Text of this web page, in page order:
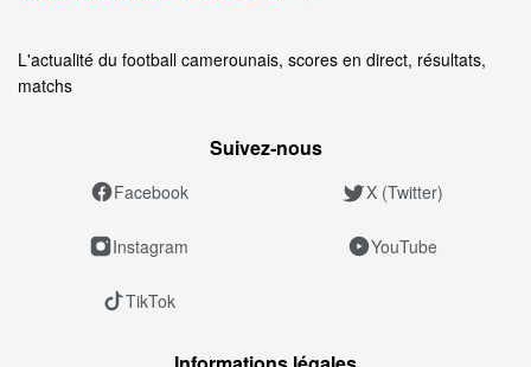
L'actualité du football camerounais, scores en direct, résultats,
matchs
Suivez‑nous
Facebook X (Twitter)
Instagram YouTube
TikTok